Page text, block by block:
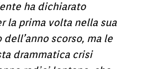
ha dichiarato
la prima volta nella sua
dell’anno scorso, ma le
drammatica crisi